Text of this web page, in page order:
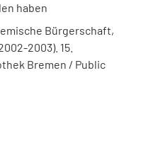
haben
Bürgerschaft,
2003). 15.
Bremen / Public